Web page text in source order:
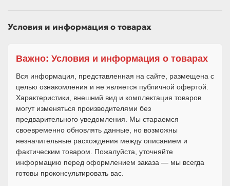
Условия и информация о товарах
Важно: Условия и информация о товарах
Вся информация, представленная на сайте, размещена с
целью ознакомления и не является публичной офертой.
Характеристики, внешний вид и комплектация товаров
могут изменяться производителями без
предварительного уведомления. Мы стараемся
своевременно обновлять данные, но возможны
незначительные расхождения между описанием и
фактическим товаром. Пожалуйста, уточняйте
информацию перед оформлением заказа — мы всегда
готовы проконсультировать вас.